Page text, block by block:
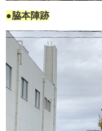
●脇本陣跡